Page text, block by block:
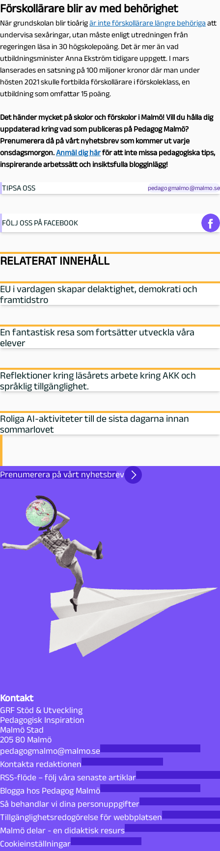
Förskollärare blir av med behörighet
När grundskolan blir tioårigär inte förskollärare längre behöriga att
undervisa sexåringar, utan måste enligt utredningen från
regeringen läsa in 30 högskolepoäng. Det är mer än vad
utbildningsminister Anna Ekström tidigare uppgett. I mars
lanserades en satsning på 100 miljoner kronor där man under
hösten 2021 skulle fortbilda förskollärare i förskoleklass, en
utbildning som omfattar 15 poäng.
Det händer mycket på skolor och förskolor i Malmö! Vill du hålla dig
uppdaterad kring vad som publiceras på Pedagog Malmö?
Prenumerera då på vårt nyhetsbrev som kommer ut varje
onsdagsmorgon.Anmäl dig härför att inte missa pedagogiska tips,
inspirerande arbetssätt och insiktsfulla blogginlägg!
TIPSA OSS pedagogmalmo@malmo.se
FÖLJ OSS PÅ FACEBOOK
RELATERAT INNEHÅLL
EU i vardagen skapar delaktighet, demokrati och
framtidstro
En fantastisk resa som fortsätter utveckla våra
elever
Reflektioner kring läsårets arbete kring AKK och
språklig tillgänglighet.
Roliga AI-aktiviteter till de sista dagarna innan
sommarlovet
Prenumerera på vårt nyhetsbrev
Kontakt
GRF Stöd & Utveckling
Pedagogisk Inspiration
Malmö Stad
205 80 Malmö
pedagogmalmo@malmo.se
Kontakta redaktionen
RSS-flöde – följ våra senaste artiklar
Blogga hos Pedagog Malmö
Så behandlar vi dina personuppgifter
Tillgänglighetsredogörelse för webbplatsen
Malmö delar - en didaktisk resurs
Cookieinställningar